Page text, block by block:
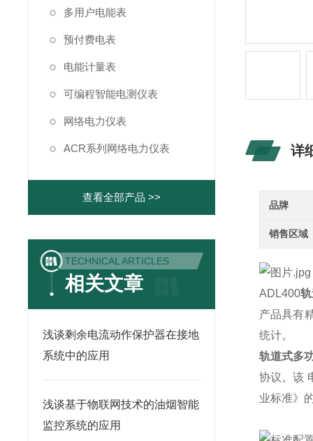
多用户电能表
预付费电表
电能计量表
可编程智能电测仪表
网络电力仪表
ACR系列网络电力仪表
查看全部产品 >>
TECHNICAL ARTICLES
相关文章
浅谈剩余电流动作保护器在接地
系统中的应用
浅谈基于物联网技术的油烟智能
监控系统的应用
详
品牌
销售区域
ADL400
产品具有
统计。
轨道式多
协议。该
业标准》